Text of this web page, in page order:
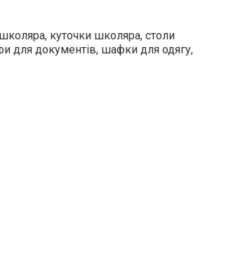
куточки школяра, столи
для документів, шафки для одягу,